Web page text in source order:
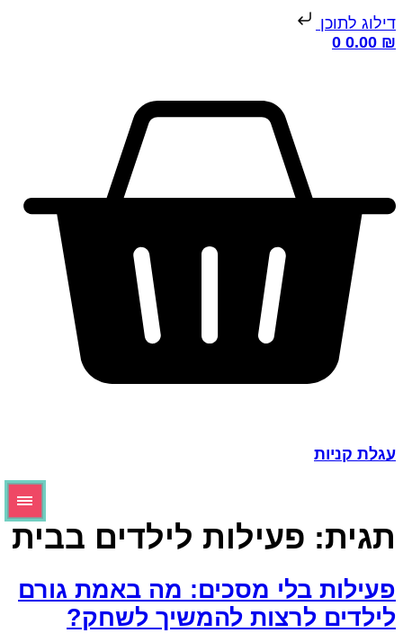
לתוכן
0.00
0
קניות
פעילות לילדים בבית
בלי מסכים: מה באמת גורם
לרצות להמשיך לשחק?